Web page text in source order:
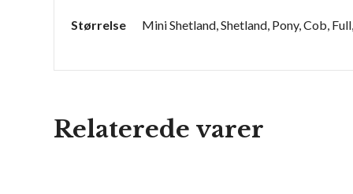
Størrelse Mini Shetland, Shetland, Pony, Cob,
Relaterede varer